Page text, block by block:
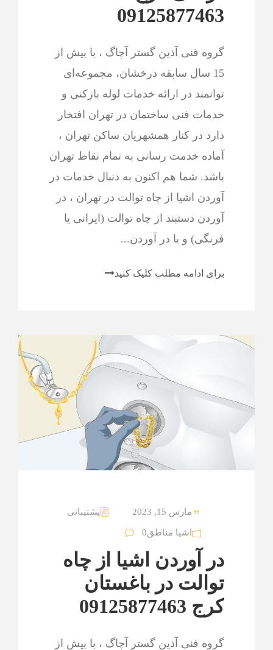
09125877463
گروه فنی آذین گستر آچاگ ، با بیش از
15 سال سابقه درخشان، مجموعه‌ای
توانمند در ارائه خدمات لوله بازکنی و
خدمات فنی ساختمان در تهران افتخار
دارد در کنار همشهریان ساکن تهران ،
آماده خدمت رسانی به تمام نقاط تهران
باشد. شما هم اکنون به دنبال خدمات در
آوردن اشیا از چاه توالت در تهران ، در
آوردن دستبند از چاه توالت (ایرانی یا
فرنگی) و یا در آوردن...
برای ادامه مطلب کلیک کنید
مارس 15, 2023 پشتیبانی
اشیا مناطق0
در آوردن اشیا از چاه
توالت در باغستان
کرج 09125877463
گروه فنی آذین گستر آچاگ ، با بیش از